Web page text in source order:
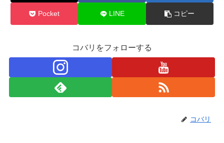
Pocket LINE コピー
コバリをフォローする
コバリ